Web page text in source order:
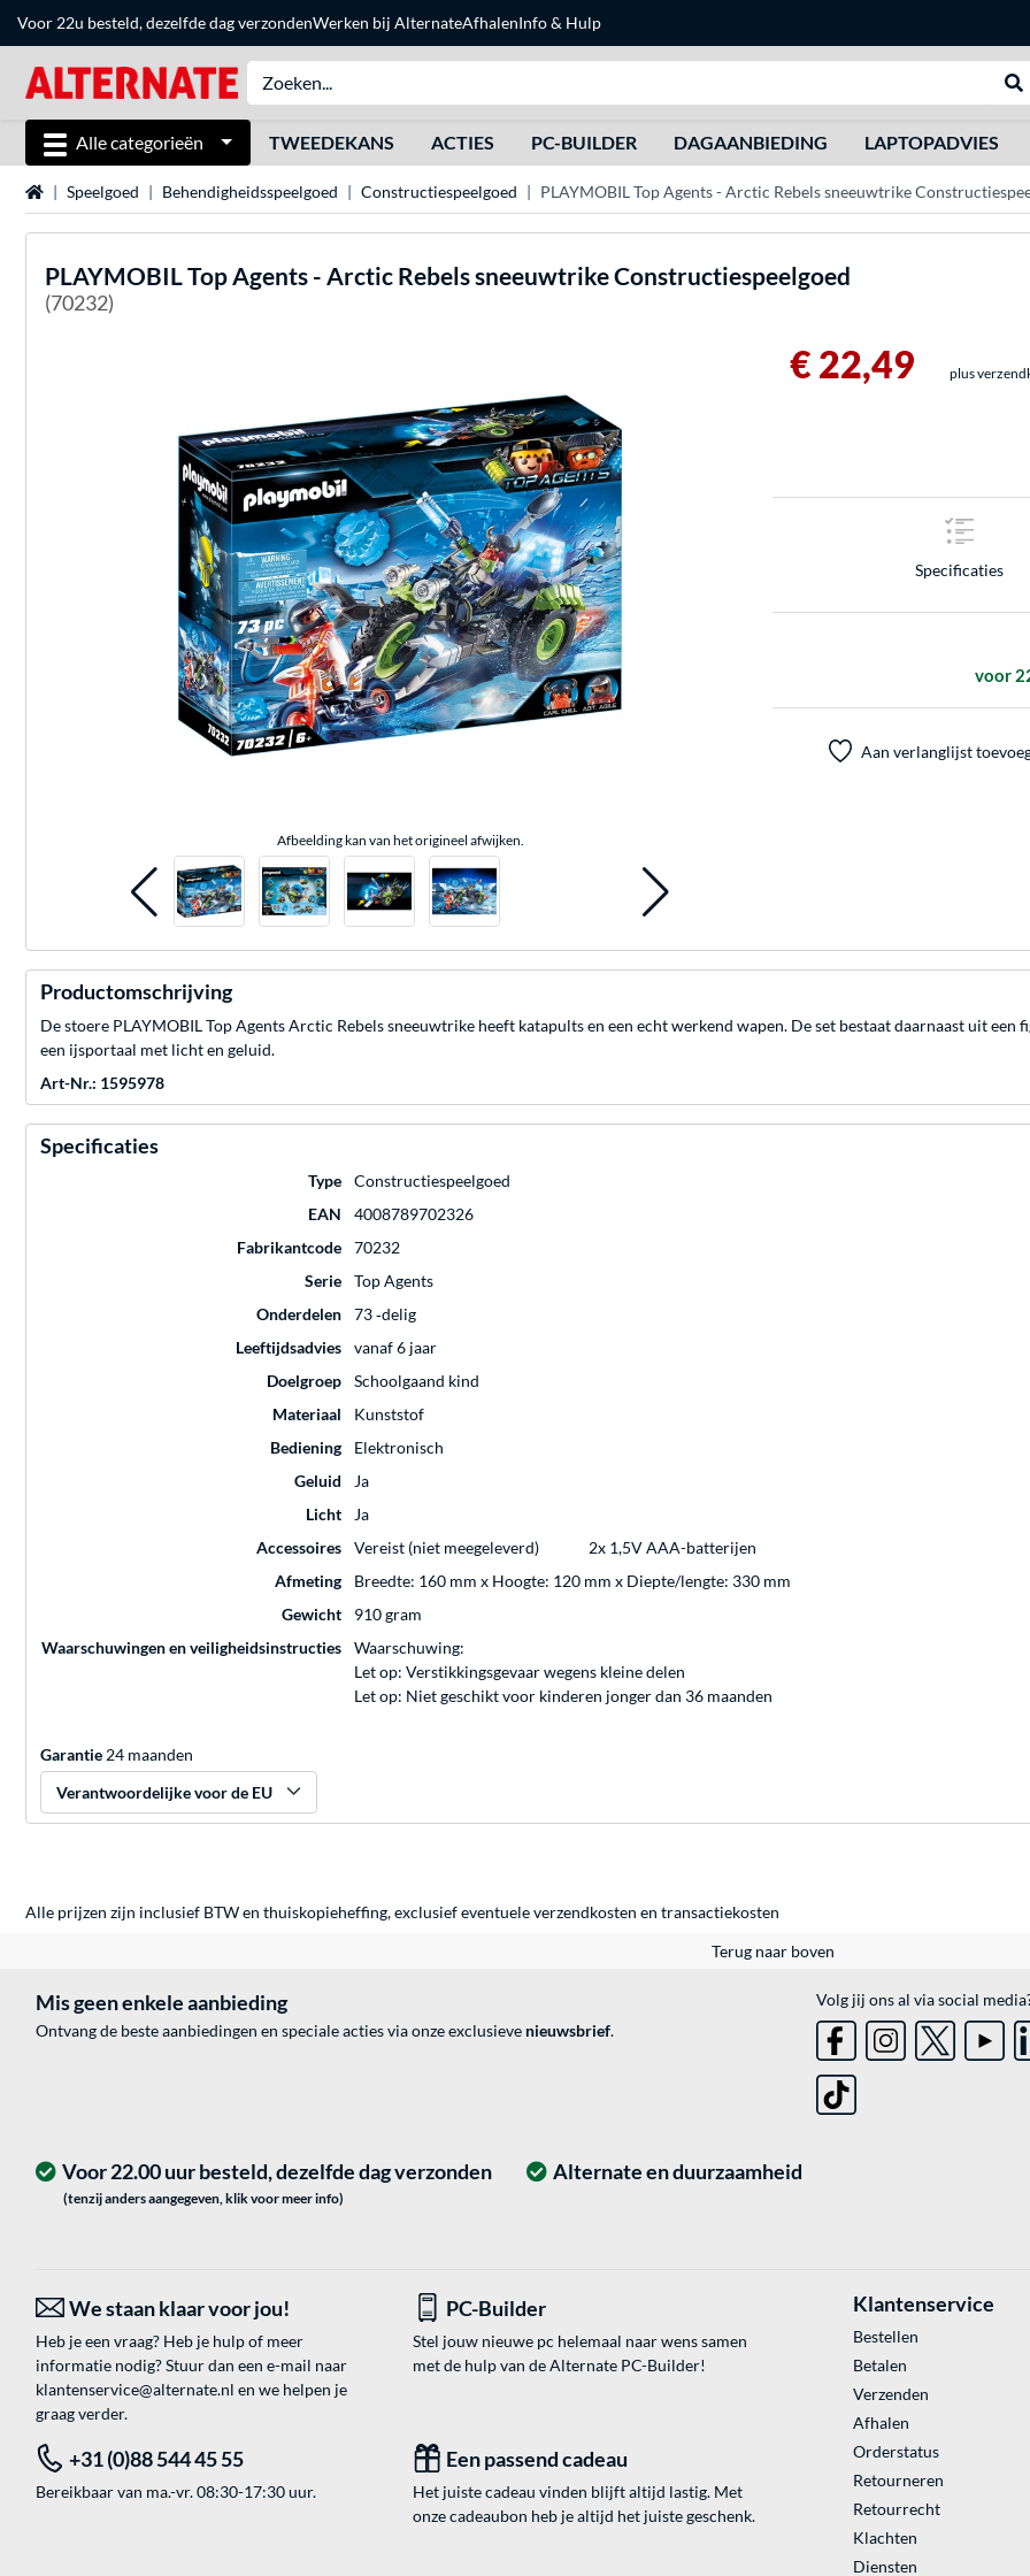
Voor 22u besteld, dezelfde dag verzondenWerken bij AlternateAfhalenInfo & Hulp
Alle categorieën TWEEDEKANS ACTIES PC-BUILDER DAGAANBIEDING LAPTOPADVIES
HomeSpeelgoed Behendigheidsspeelgoed Constructiespeelgoed PLAYMOBIL Top Agents - Arctic Rebels sneeuwtrike
PLAYMOBILTop Agents - Arctic Rebels sneeuwtrike Constructiespeelgoed
(70232)
Afbeelding kan van het origineel afwijken.
€ 22,49 plus
Specificaties
voor
Aan verlanglijst
Productomschrijving
De stoere PLAYMOBIL Top Agents Arctic Rebels sneeuwtrike heeft katapults en een echt werkend wapen. De set bestaat daarnaast uit een
een ijsportaal met licht en geluid.
Art-Nr.: 1595978
Specificaties
Type
Constructiespeelgoed
EAN
4008789702326
Fabrikantcode
70232
Serie
Top Agents
Onderdelen
73 ‐delig
Leeftijdsadvies
vanaf 6 jaar
Doelgroep
Schoolgaand kind
Materiaal
Kunststof
Bediening
Elektronisch
Geluid
Ja
Licht
Ja
Accessoires
Vereist (niet meegeleverd)
2x 1,5V AAA-batterijen
Afmeting
Breedte: 160 mm x Hoogte: 120 mm x Diepte/lengte: 330 mm
Gewicht
910 gram
Waarschuwingen en veiligheidsinstructies
Waarschuwing:
Let op: Verstikkingsgevaar wegens kleine delen
Let op: Niet geschikt voor kinderen jonger dan 36 maanden
Garantie 24 maanden
Verantwoordelijke voor de EU
Alle prijzen zijn inclusief BTW en thuiskopieheffing, exclusief eventueleverzendkosten en transactiekosten
Terug naar boven
Mis geen enkele aanbieding
Ontvang de beste aanbiedingen en speciale acties via onze exclusieve nieuwsbrief.
Volg jij ons al via social
Alternate en duurzaamheid
Voor 22.00 uur besteld, dezelfde dag verzonden
(tenzij anders aangegeven, klik voor meer info)
We staan klaar voor jou!
Heb je een vraag? Heb je hulp of meer
informatie nodig? Stuur dan een e-mail naar
klantenservice@alternate.nl en we helpen je
graag verder.
PC-Builder
Stel jouw nieuwe pc helemaal naar wens samen
met de hulp van de Alternate PC-Builder!
+31 (0)88 544 45 55
Bereikbaar van ma.-vr. 08:30-17:30 uur.
Een passend cadeau
Het juiste cadeau vinden blijft altijd lastig. Met
onze cadeaubon heb je altijd het juiste geschenk.
Klantenservice
Bestellen
Betalen
Verzenden
Afhalen
Orderstatus
Retourneren
Retourrecht
Klachten
Diensten